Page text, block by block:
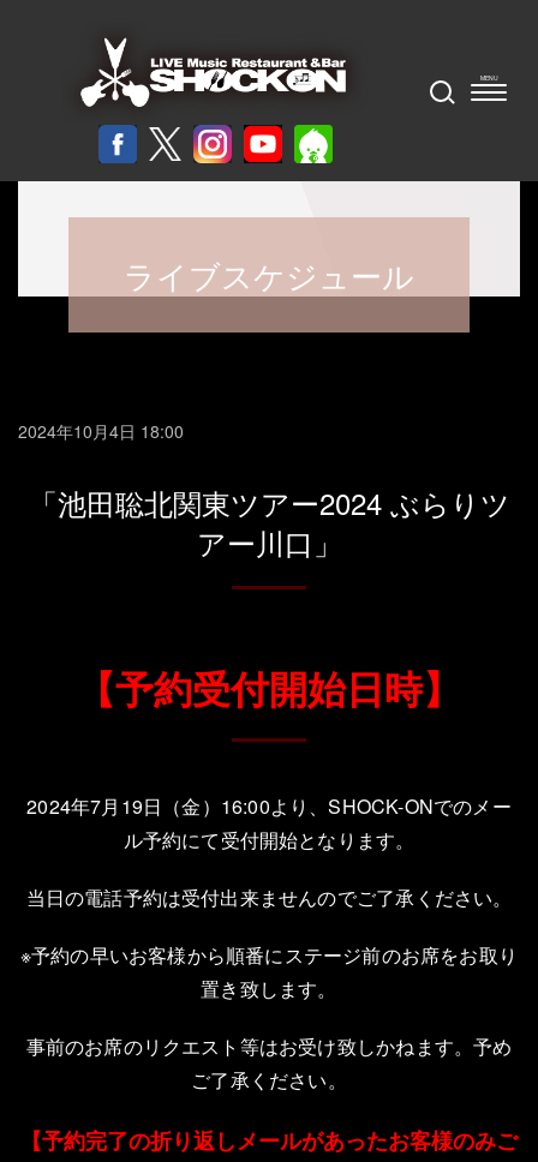
ライブスケジュール
2024年10月4日 18:00
「池田聡北関東ツアー2024 ぶらりツ
アー川口」
【予約受付開始日時】
2024年7月19日（金）16:00より、SHOCK-ONでのメー
ル予約にて受付開始となります。
当日の電話予約は受付出来ませんのでご了承ください。
※予約の早いお客様から順番にステージ前のお席をお取り
置き致します。
事前のお席のリクエスト等はお受け致しかねます。予め
ご了承ください。
【予約完了の折り返しメールがあったお客様のみご